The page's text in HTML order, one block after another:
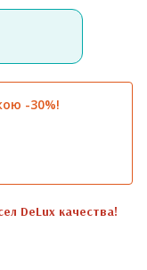
-30%!
DeLux качества!